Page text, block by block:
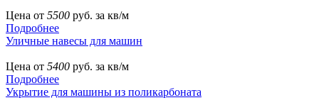
Цена от 5500 руб. за кв/м
Подробнее
Уличные навесы для машин
Цена от 5400 руб. за кв/м
Подробнее
Укрытие для машины из поликарбоната